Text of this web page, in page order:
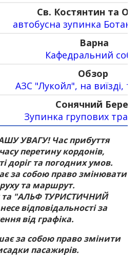
Св. Костянтин та
автобусна зупинка
Варна
Кафедральний
Обзор
АЗС "Лукойл", на виїзді,
Сонячний Берег
Зупинка групових
УВАГУ! Час прибуття
перетину кордонів,
доріг та погодних умов.
за собою право змінювати
та маршрут.
та "АЛЬФ ТУРИСТИЧНИЙ
відповідальності за
від графіка.
за собою право змінити
пасажирів.